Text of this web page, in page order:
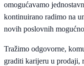
omogućavamo
kontinuirano radimo na
novih poslovnih
Tražimo odgovorne,
graditi karijeru u prodaji,